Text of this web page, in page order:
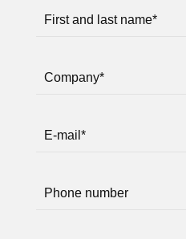
First and last name*
Company*
E-mail*
Phone number